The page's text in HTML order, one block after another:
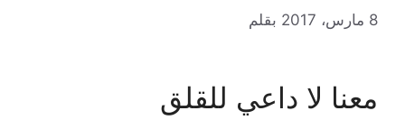
8 مارس، 2017 بقلم
معنا لا داعي للقلق